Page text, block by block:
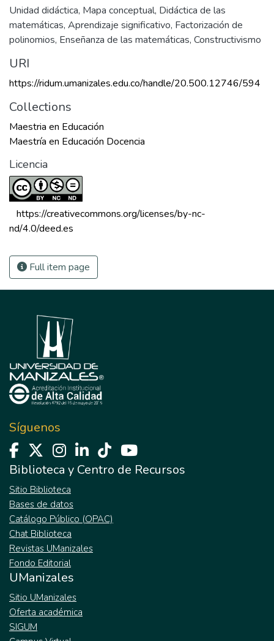
Unidad didáctica, Mapa conceptual, Didáctica de las
matemáticas, Aprendizaje significativo, Factorización de
polinomios, Enseñanza de las matemáticas, Constructivismo
URI
https://ridum.umanizales.edu.co/handle/20.500.12746/594
Collections
Maestria en Educación
Maestría en Educación Docencia
Licencia
https://creativecommons.org/licenses/by-nc-
nd/4.0/deed.es
Full item page
Síguenos
Biblioteca y Centro de Recursos
Sitio Biblioteca
Bases de datos
Catálogo Público (OPAC)
Chat Biblioteca
Revistas UManizales
Fondo Editorial
UManizales
Sitio UManizales
Oferta académica
SIGUM